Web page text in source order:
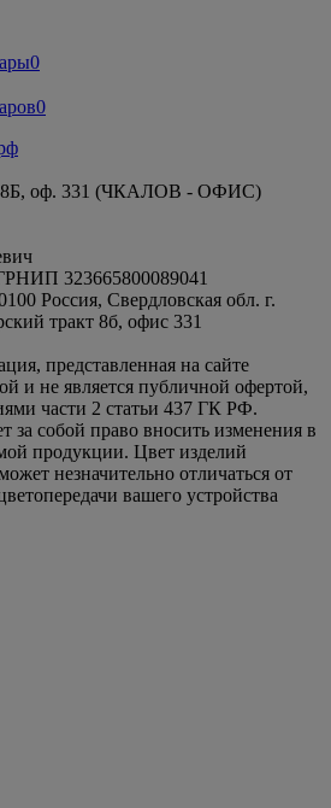
0
0
8Б, оф. 331 (ЧКАЛОВ - ОФИС)
323665800089041
Россия, Свердловская обл. г.
тракт 8б, офис 331
представленная на сайте
и не является публичной офертой,
части 2 статьи 437 ГК РФ.
за собой право вносить изменения в
продукции. Цвет изделий
незначительно отличаться от
вашего устройства